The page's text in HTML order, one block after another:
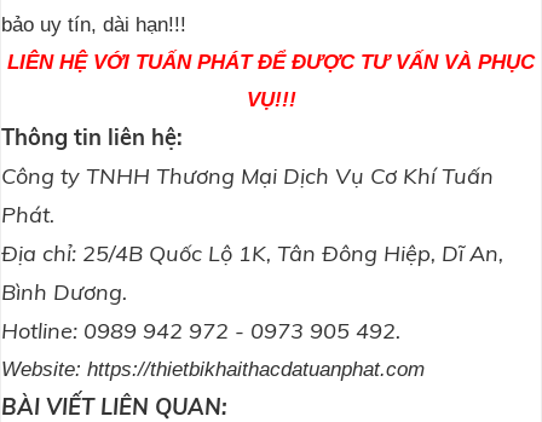
bảo uy tín, dài hạn!!!
LIÊN HỆ VỚI TUẤN PHÁT ĐỂ ĐƯỢC TƯ VẤN VÀ PHỤC
VỤ!!!
Thông tin liên hệ:
Công ty TNHH Thương Mại Dịch Vụ Cơ Khí Tuấn
Phát.
Địa chỉ: 25/4B Quốc Lộ 1K, Tân Đông Hiệp, Dĩ An,
Bình Dương.
Hotline: 0989 942 972 - 0973 905 492.
Website: https://thietbikhaithacdatuanphat.com
BÀI VIẾT LIÊN QUAN: